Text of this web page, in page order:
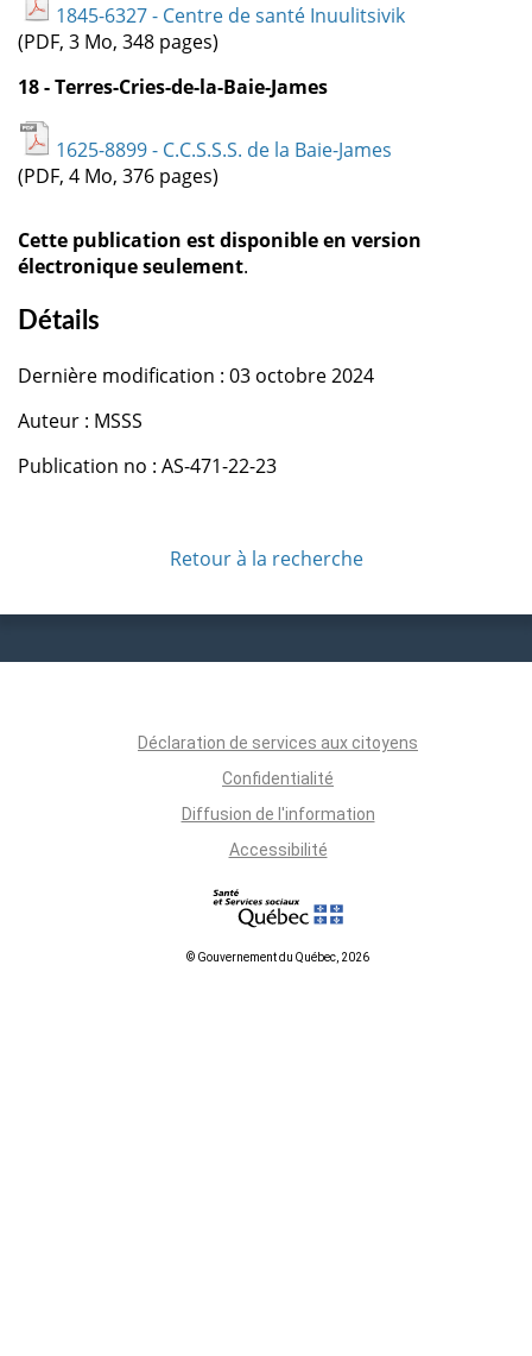
1845-6327 - Centre de santé Inuulitsivik
(PDF, 3 Mo, 348 pages)
18 - Terres-Cries-de-la-Baie-James
1625-8899 - C.C.S.S.S. de la Baie-James
(PDF, 4 Mo, 376 pages)
Cette publication est disponible en version
électronique seulement.
Détails
Dernière modification : 03 octobre 2024
Auteur : MSSS
Publication no : AS-471-22-23
Retour à la recherche
Déclaration de services aux citoyens
Confidentialité
Diffusion de l'information
Accessibilité
© Gouvernement du Québec, 2026